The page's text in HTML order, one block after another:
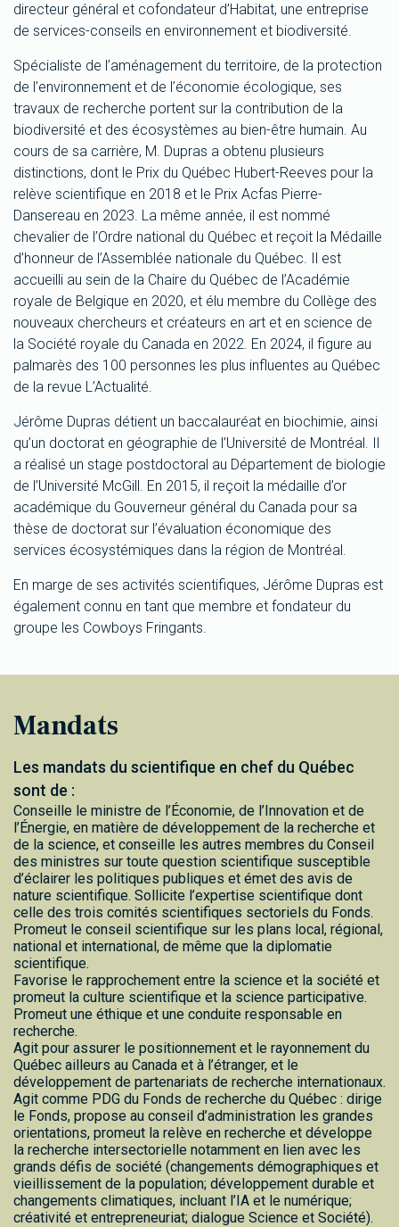
directeur général et cofondateur d’Habitat, une entreprise
de services-conseils en environnement et biodiversité.
Spécialiste de l’aménagement du territoire, de la protection
de l’environnement et de l’économie écologique, ses
travaux de recherche portent sur la contribution de la
biodiversité et des écosystèmes au bien-être humain. Au
cours de sa carrière, M. Dupras a obtenu plusieurs
distinctions, dont le Prix du Québec Hubert-Reeves pour la
relève scientifique en 2018 et le Prix Acfas Pierre-
Dansereau en 2023. La même année, il est nommé
chevalier de l’Ordre national du Québec et reçoit la Médaille
d’honneur de l’Assemblée nationale du Québec. Il est
accueilli au sein de la Chaire du Québec de l’Académie
royale de Belgique en 2020, et élu membre du Collège des
nouveaux chercheurs et créateurs en art et en science de
la Société royale du Canada en 2022. En 2024, il figure au
palmarès des 100 personnes les plus influentes au Québec
de la revue L’Actualité.
Jérôme Dupras détient un baccalauréat en biochimie, ainsi
qu’un doctorat en géographie de l’Université de Montréal. Il
a réalisé un stage postdoctoral au Département de biologie
de l’Université McGill. En 2015, il reçoit la médaille d’or
académique du Gouverneur général du Canada pour sa
thèse de doctorat sur l’évaluation économique des
services écosystémiques dans la région de Montréal.
En marge de ses activités scientifiques, Jérôme Dupras est
également connu en tant que membre et fondateur du
groupe les Cowboys Fringants.
Mandats
Les mandats du scientifique en chef du Québec
sont de :
Conseille le ministre de l’Économie, de l’Innovation et de
l’Énergie, en matière de développement de la recherche et
de la science, et conseille les autres membres du Conseil
des ministres sur toute question scientifique susceptible
d’éclairer les politiques publiques et émet des avis de
nature scientifique. Sollicite l’expertise scientifique dont
celle des trois comités scientifiques sectoriels du Fonds.
Promeut le conseil scientifique sur les plans local, régional,
national et international, de même que la diplomatie
scientifique.
Favorise le rapprochement entre la science et la société et
promeut la culture scientifique et la science participative.
Promeut une éthique et une conduite responsable en
recherche.
Agit pour assurer le positionnement et le rayonnement du
Québec ailleurs au Canada et à l’étranger, et le
développement de partenariats de recherche internationaux.
Agit comme PDG du Fonds de recherche du Québec : dirige
le Fonds, propose au conseil d’administration les grandes
orientations, promeut la relève en recherche et développe
la recherche intersectorielle notamment en lien avec les
grands défis de société (changements démographiques et
vieillissement de la population; développement durable et
changements climatiques, incluant l’IA et le numérique;
créativité et entrepreneuriat; dialogue Science et Société).